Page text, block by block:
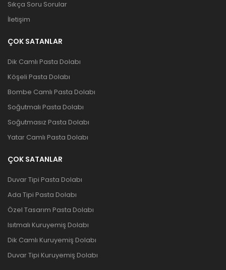
Sıkça Soru Sorular
İletişim
ÇOK SATANLAR
Dik Camlı Pasta Dolabı
Köşeli Pasta Dolabı
Bombe Camlı Pasta Dolabı
Soğutmalı Pasta Dolabı
Soğutmasız Pasta Dolabı
Yatar Camlı Pasta Dolabı
ÇOK SATANLAR
Duvar Tipi Pasta Dolabı
Ada Tipi Pasta Dolabı
Özel Tasarım Pasta Dolabı
Isıtmalı Kuruyemiş Dolabı
Dik Camlı Kuruyemiş Dolabı
Duvar Tipi Kuruyemiş Dolabı